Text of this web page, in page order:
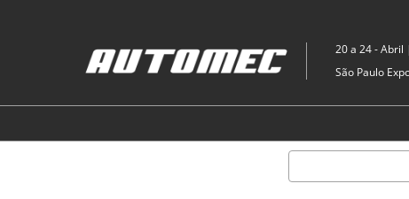
conteúdo
20 a 24 - Abril
São Paulo